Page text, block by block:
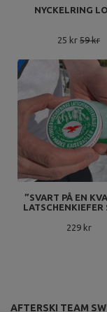
NYCKELRING
25 kr 59 kr
”SVART PÅ EN
LATSCHENKIEFER
229 kr
AFTERSKI TEAM